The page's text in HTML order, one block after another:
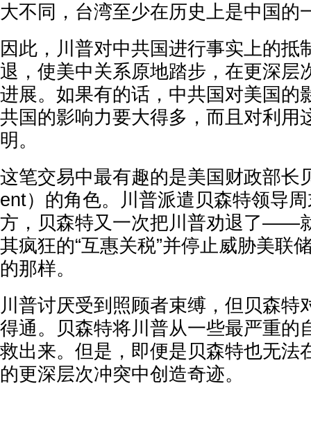
大不同，台湾至少在历史上是中国的
因此，川普对中共国进行事实上的抵
退，使美中关系原地踏步，在更深层
进展。如果有的话，中共国对美国的
共国的影响力要大得多，而且对利用
明。
这笔交易中最有趣的是美国财政部长
ent）的角色。川普派遣贝森特领导
方，贝森特又一次把川普劝退了——
其疯狂的“互惠关税”并停止威胁美联
的那样。
川普讨厌受到照顾者束缚，但贝森特
得通。贝森特将川普从一些最严重的
救出来。但是，即便是贝森特也无法
的更深层次冲突中创造奇迹。